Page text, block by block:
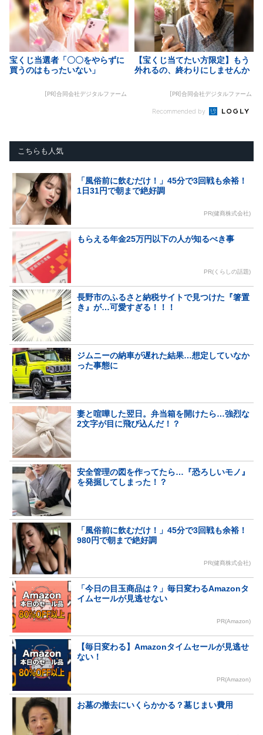
宝くじ当選者「〇〇をやらずに
買うのはもったいない」
[PR]合同会社デジタルファーム
【宝くじ当てたい方限定】もう
外れるの、終わりにしませんか
[PR]合同会社デジタルファーム
Recommended by
こちらも人気
「風俗前に飲むだけ！」45分で3回戦も余裕！
1日31円で朝まで絶好調
PR(健商株式会社)
もらえる年金25万円以下の人が知るべき事
PR(くらしの話題)
長野市のふるさと納税サイトで見つけた『箸置
き』が…可愛すぎる！！！
ジムニーの納車が遅れた結果…想定していなか
った事態に
妻と喧嘩した翌日。弁当箱を開けたら…強烈な
2文字が目に飛び込んだ！？
安全管理の図を作ってたら…『恐ろしいモノ』
を発掘してしまった！？
「風俗前に飲むだけ！」45分で3回戦も余裕！
980円で朝まで絶好調
PR(健商株式会社)
「今日の目玉商品は？」毎日変わるAmazonタ
イムセールが見逃せない
PR(Amazon)
【毎日変わる】Amazonタイムセールが見逃せ
ない！
PR(Amazon)
お墓の撤去にいくらかかる？墓じまい費用